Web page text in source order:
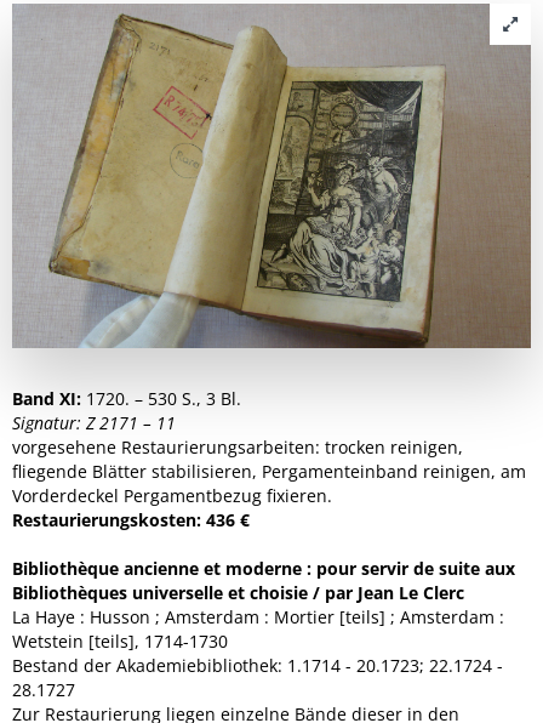
Band XI: 1720. – 530 S., 3 Bl.
Signatur: Z 2171 – 11
vorgesehene Restaurierungsarbeiten: trocken reinigen,
fliegende Blätter stabilisieren, Pergamenteinband reinigen, am
Vorderdeckel Pergamentbezug fixieren.
Restaurierungskosten: 436 €
Bibliothèque ancienne et moderne : pour servir de suite aux
Bibliothèques universelle et choisie / par Jean Le Clerc
La Haye : Husson ; Amsterdam : Mortier [teils] ; Amsterdam :
Wetstein [teils], 1714-1730
Bestand der Akademiebibliothek: 1.1714 - 20.1723; 22.1724 -
28.1727
Zur Restaurierung liegen einzelne Bände dieser in den